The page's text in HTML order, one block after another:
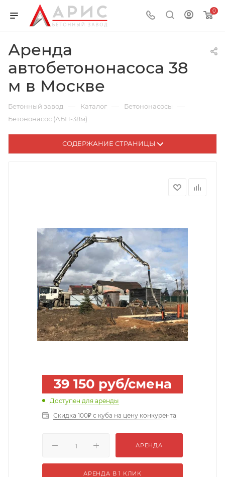
0
Аренда
автобетононасоса 38
м в Москве
Бетонный завод — Каталог — Бетононасосы —
Бетононасос (АБН-38м)
СОДЕРЖАНИЕ СТРАНИЦЫ
39 150 руб/смена
Доступен для аренды
Скидка 100₽ с куба на цену конкурента
АРЕНДА
АРЕНДА В 1 КЛИК